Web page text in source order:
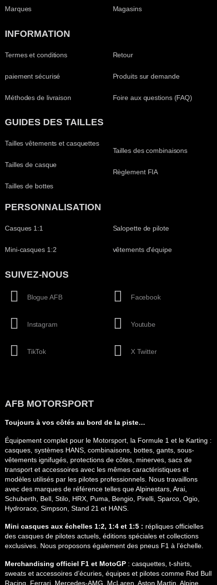
Marques Magasins
INFORMATION
Termes et conditions
paiement sécurisé
Méthodes de livraison
Retour
Produits sur demande
Foire aux questions (FAQ)
GUIDES DES TAILLES
Tailles vêtements et casquettes
Tailles de casque
Tailles de bottes
Tailles des combinaisons
Règlement FIA
PERSONNALISATION
Casques 1:1
Mini-casques 1:2
Salopette de pilote
vêtements d'équipe
SUIVEZ-NOUS
Blogue AFB
Instagram
TikTok
Facebook
Youtube
X Twitter
AFB MOTORSPORT
Toujours à vos côtés au bord de la piste…
Équipement complet pour le Motorsport, la Formule 1 et le Karting :
casques, systèmes HANS, combinaisons, bottes, gants, sous-
vêtements ignifugés, protections de côtes, minerves, sacs de
transport et accessoires avec les mêmes caractéristiques et
modèles utilisés par les pilotes professionnels. Nous travaillons
avec des marques de référence telles que Alpinestars, Arai,
Schuberth, Bell, Stilo, HRX, Puma, Bengio, Pirelli, Sparco, Ogio,
Hydrorace, Simpson, Stand 21 et HANS.
Mini casques aux échelles 1:2, 1:4 et 1:5 : répliques officielles
des casques de pilotes actuels, éditions spéciales et collections
exclusives. Nous proposons également des pneus F1 à l’échelle.
Merchandising officiel F1 et MotoGP : casquettes, t-shirts,
sweats et accessoires d’écuries, équipes et pilotes comme Red Bull
Racing, Ferrari, Mercedes-AMG, McLaren, Aston Martin, Alpine,